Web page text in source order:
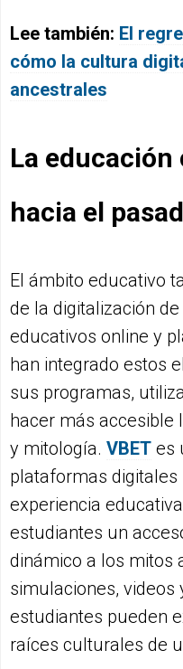
Lee también: El
cómo la cultura
ancestrales
La
hacia el
El ámbito educativo
de la digitalización
educativos online y
han integrado estos
sus programas,
hacer más accesible
y mitología. VBET es
plataformas
experiencia
estudiantes un
dinámico a los mitos
simulaciones, videos
estudiantes pueden
raíces culturales de